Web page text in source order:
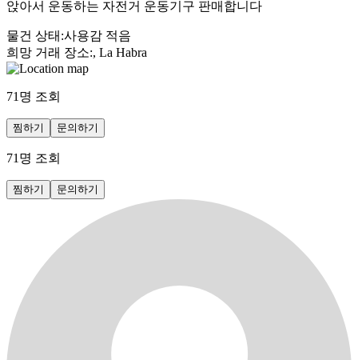
앉아서 운동하는 자전거 운동기구 판매합니다
물건 상태 :사용감 적음
희망 거래 장소:, La Habra
71 명 조회
찜하기 문의하기
71 명 조회
찜하기 문의하기